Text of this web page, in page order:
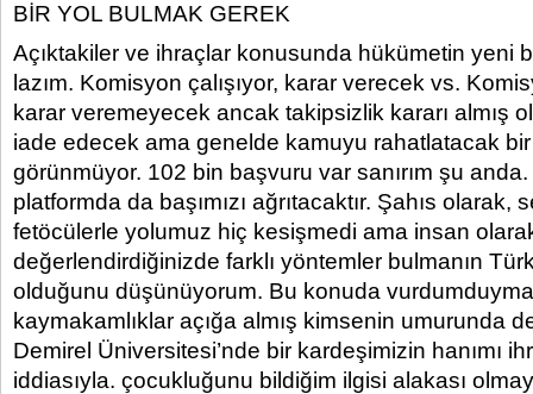
BİR YOL BULMAK GEREK
Açıktakiler ve ihraçlar konusunda hükümetin yeni
lazım. Komisyon çalışıyor, karar verecek vs.
karar veremeyecek ancak takipsizlik kararı almış
iade edecek ama genelde kamuyu rahatlatacak
görünmüyor. 102 bin başvuru var sanırım şu
platformda da başımızı ağrıtacaktır. Şahıs olarak,
fetöcülerle yolumuz hiç kesişmedi ama insan
değerlendirdiğinizde farklı yöntemler bulmanın
olduğunu düşünüyorum. Bu konuda
kaymakamlıklar açığa almış kimsenin umurunda
Demirel Üniversitesi’nde bir kardeşimizin hanımı
iddiasıyla. çocukluğunu bildiğim ilgisi alakası